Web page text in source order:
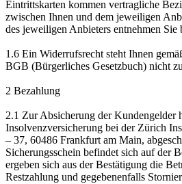
Eintrittskarten kommen vertragliche
zwischen Ihnen und dem jeweiligen
des jeweiligen Anbieters entnehmen Sie
1.6 Ein Widerrufsrecht steht Ihnen
BGB (Bürgerliches Gesetzbuch) nicht
2 Bezahlung
2.1 Zur Absicherung der Kundengelder
Insolvenzversicherung bei der Zürich
– 37, 60486 Frankfurt am Main,
Sicherungsschein befindet sich auf der
ergeben sich aus der Bestätigung die
Restzahlung und gegebenenfalls